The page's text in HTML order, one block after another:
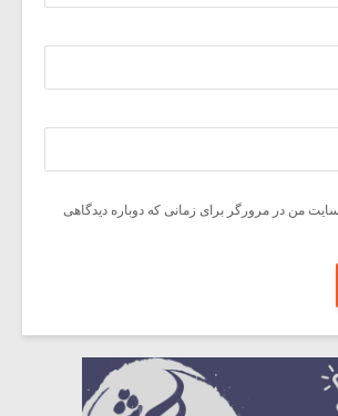
من در مرورگر برای زمانی که دوباره دیدگاهی